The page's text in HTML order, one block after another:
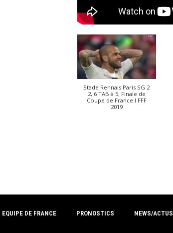
Stade Rennais Paris SG 2
2, 6 TAB à 5, Finale de
Coupe de France I FFF
2019
EQUIPE DE FRANCE PRONOSTICS NEWS/ACTUS